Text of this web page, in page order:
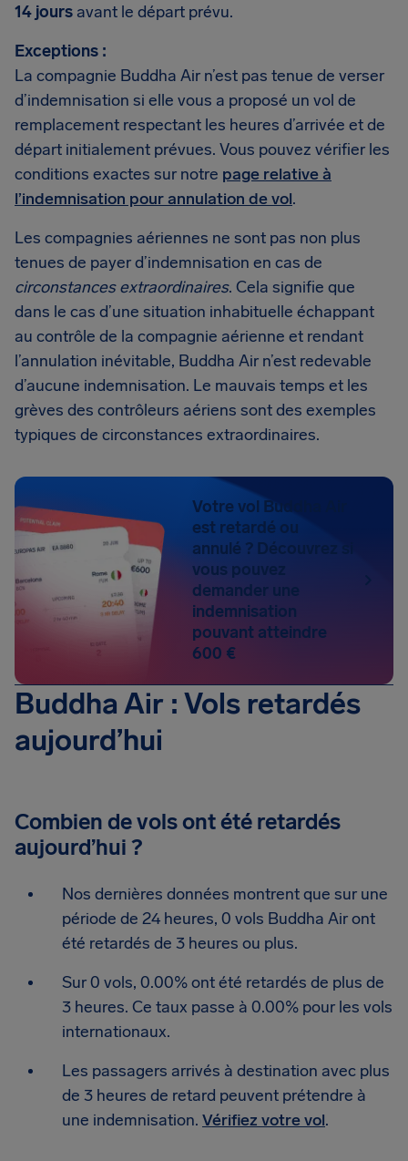
14 jours avant le départ prévu.
Exceptions :
La compagnie Buddha Air n’est pas tenue de verser
d’indemnisation si elle vous a proposé un vol de
remplacement respectant les heures d’arrivée et de
départ initialement prévues. Vous pouvez vérifier les
conditions exactes sur notre page relative à
l’indemnisation pour annulation de vol.
Les compagnies aériennes ne sont pas non plus
tenues de payer d’indemnisation en cas de
circonstances extraordinaires. Cela signifie que
dans le cas d’une situation inhabituelle échappant
au contrôle de la compagnie aérienne et rendant
l’annulation inévitable, Buddha Air n’est redevable
d’aucune indemnisation. Le mauvais temps et les
grèves des contrôleurs aériens sont des exemples
typiques de circonstances extraordinaires.
Votre vol Buddha Air
est retardé ou
annulé ? Découvrez si
vous pouvez
demander une
indemnisation
pouvant atteindre
600 €
Buddha Air : Vols retardés
aujourd’hui
Combien de vols ont été retardés
aujourd’hui ?
Nos dernières données montrent que sur une
période de 24 heures, 0 vols Buddha Air ont
été retardés de 3 heures ou plus.
Sur 0 vols, 0.00% ont été retardés de plus de
3 heures. Ce taux passe à 0.00% pour les vols
internationaux.
Les passagers arrivés à destination avec plus
de 3 heures de retard peuvent prétendre à
une indemnisation. Vérifiez votre vol.